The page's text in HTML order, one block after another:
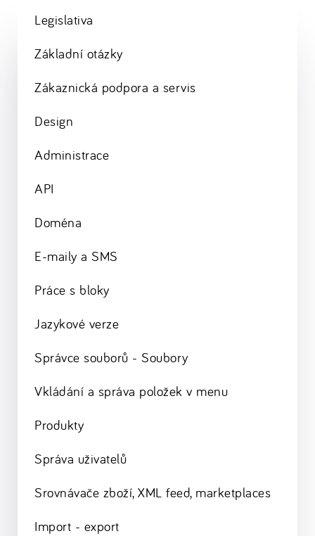
Legislativa
Základní otázky
Zákaznická podpora a servis
Design
Administrace
API
Doména
E-maily a SMS
Práce s bloky
Jazykové verze
Správce souborů - Soubory
Vkládání a správa položek v menu
Produkty
Správa uživatelů
Srovnávače zboží, XML feed, marketplaces
Import - export